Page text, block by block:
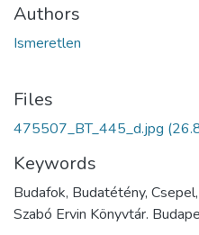
Authors
Ismeretlen
Files
475507_BT_445_d.jpg
Keywords
Budafok, Budatétény,
Szabó Ervin Könyvtár.